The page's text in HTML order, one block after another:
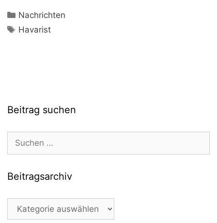
Kategorien
Nachrichten
Schlagwörter
Havarist
Beitrag suchen
Suchen
nach:
Beitragsarchiv
Beitragsarchiv